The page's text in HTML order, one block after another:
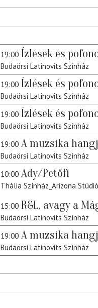
19:00 Ízlések és
Budaörsi Latinovits Színház
19:00 Ízlések és
Budaörsi Latinovits Színház
19:00 Ízlések és
Budaörsi Latinovits Színház
19:00 A muzsika
Budaörsi Latinovits Színház
10:00 Ady/Petőfi
Thália Színház_Arizona Stúdió
15:00 R&L, avagy a
Budaörsi Latinovits Színház
19:00 A muzsika
Budaörsi Latinovits Színház